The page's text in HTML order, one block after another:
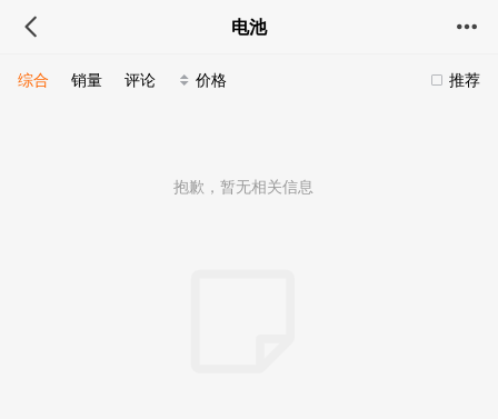
电池
推荐
综合 销量 评论 价格
抱歉，暂无相关信息